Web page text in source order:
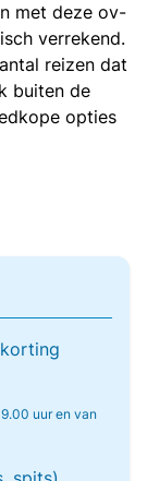
met deze ov-
verrekend.
reizen dat
buiten de
opties
uur en van